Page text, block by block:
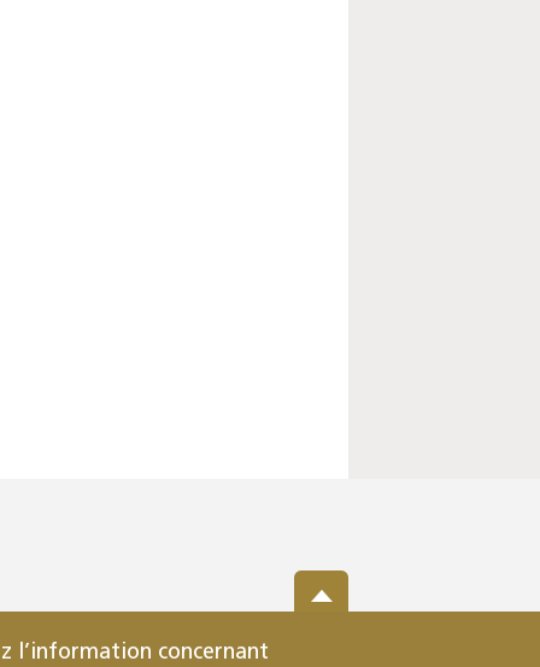
l’information concernant